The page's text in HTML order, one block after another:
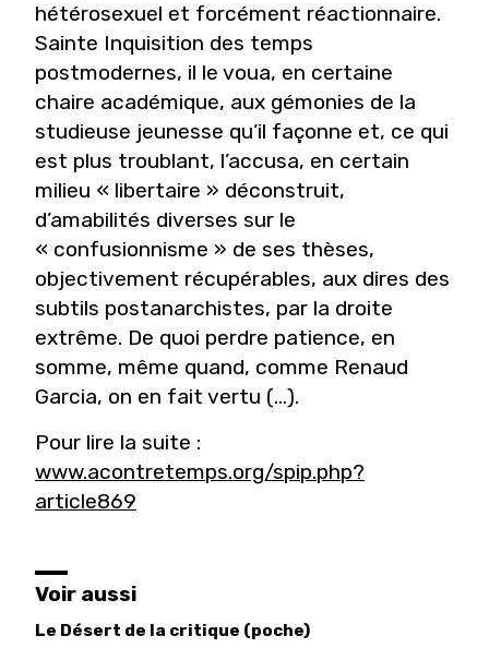
hétérosexuel et forcément réactionnaire.
Sainte Inquisition des temps
postmodernes, il le voua, en certaine
chaire académique, aux gémonies de la
studieuse jeunesse qu’il façonne et, ce qui
est plus troublant, l’accusa, en certain
milieu « libertaire » déconstruit,
d’amabilités diverses sur le
« confusionnisme » de ses thèses,
objectivement récupérables, aux dires des
subtils postanarchistes, par la droite
extrême. De quoi perdre patience, en
somme, même quand, comme Renaud
Garcia, on en fait vertu (...).
Pour lire la suite :
www.acontretemps.org/spip.php?
article869
Voir aussi
Le Désert de la critique (poche)